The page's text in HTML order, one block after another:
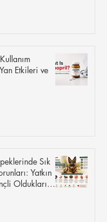
Etkileri ve
Sık
Yatkın
Oldukları